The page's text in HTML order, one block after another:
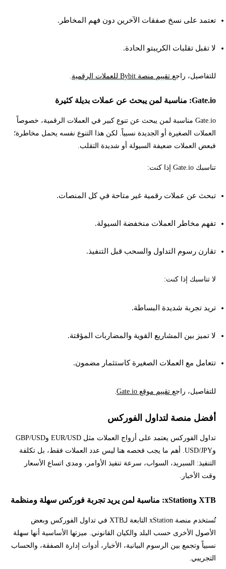
تعتمد على نسخ صفقات الآخرين دون فهم المخاطر.
لا تقبل تقلبات الكريبتو الحادة.
للتفاصيل، راجع تقييم منصة Bybit للعملات الرقمية .
Gate.io: مناسبة لمن يبحث عن عملات بديلة كثيرة
Gate.io مناسبة لمن يبحث عن تنوع كبير في العملات الرقمية، خصوصاً
العملات الصغيرة أو الجديدة نسبياً. لكن هذا التنوع نفسه يحمل مخاطرة؛
فبعض العملات ضعيفة السيولة أو شديدة التقلب.
تناسبك Gate.io إذا كنت:
تبحث عن عملات رقمية غير متاحة في كل المنصات.
تفهم مخاطر العملات منخفضة السيولة.
تقارن رسوم التداول والسحب قبل التنفيذ.
لا تناسبك إذا كنت:
تريد تجربة شديدة البساطة.
لا تميز بين المشاريع القوية والمضاربات المؤقتة.
تتعامل مع العملات الصغيرة كاستثمار مضمون.
للتفاصيل، راجع تقييم موقع Gate.io
أفضل منصة لتداول الفوركس
تداول الفوركس يعتمد على أزواج العملات مثل EUR/USD وGBP/USD
وUSD/JPY. أهم ما يجب فحصه هنا ليس عدد العملات فقط، بل تكلفة
التنفيذ: السبريد، السواب، سرعة تنفيذ الأوامر، ومدى اتساع الأسعار
وقت الأخبار.
XTB وxStation: مناسبة لمن يريد تجربة فوركس سهلة ومنظمة
تُستخدم منصة xStation التابعة لـXTB في تداول الفوركس وبعض
الأصول الأخرى حسب البلد والكيان القانوني. ميزتها الأساسية أنها سهلة
نسبياً وتجمع بين الرسوم البيانية، الأخبار، أدوات إدارة الصفقة، والحساب
التجريبي.